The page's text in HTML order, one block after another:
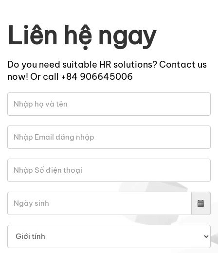
Liên hệ ngay
Do you need suitable HR solutions? Contact us
now! Or call +84 906645006